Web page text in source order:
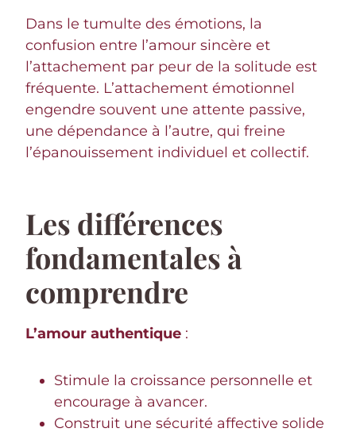
Dans le tumulte des émotions, la
confusion entre l’amour sincère et
l’attachement par peur de la solitude est
fréquente. L’attachement émotionnel
engendre souvent une attente passive,
une dépendance à l’autre, qui freine
l’épanouissement individuel et collectif.
Les différences
fondamentales à
comprendre
L’amour authentique :
Stimule la croissance personnelle et
encourage à avancer.
Construit une sécurité affective solide